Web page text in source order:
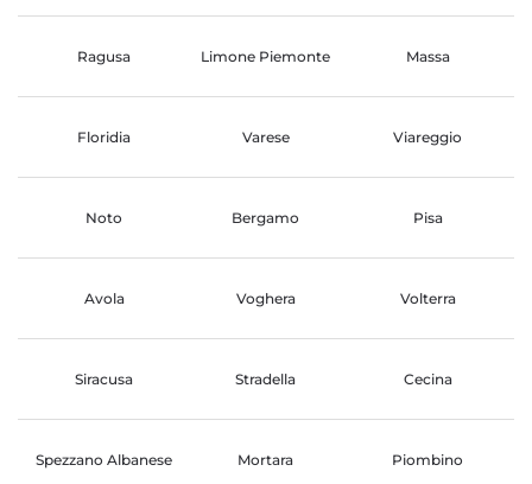
Ragusa Limone Piemonte Massa
Floridia Varese Viareggio
Noto Bergamo Pisa
Avola Voghera Volterra
Siracusa Stradella Cecina
Spezzano Albanese Mortara Piombino